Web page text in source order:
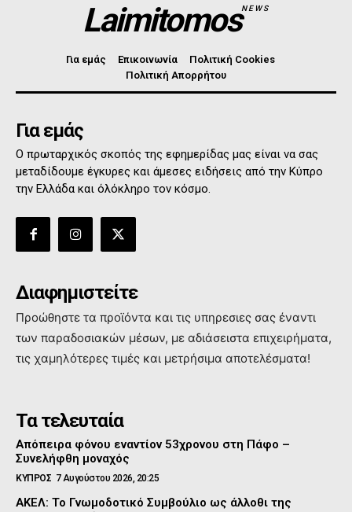
LaimitomosNEWS
Για εμάς Επικοινωνία
Πολιτική Cookies
Πολιτική Απορρήτου
Για εμάς
Ο πρωταρχικός σκοπός της εφημερίδας μας είναι να σας
μεταδίδουμε έγκυρες και άμεσες ειδήσεις από την Κύπρο
την Ελλάδα και όλόκληρο τον κόσμο.
Διαφημιστείτε
Προώθηστε τα προϊόντα και τις υπηρεσιες σας έναντι
των παραδοσιακών μέσων, με αδιάσειστα επιχειρήματα,
τις χαμηλότερες τιμές και μετρήσιμα αποτελέσματα!
Τα τελευταία
Απόπειρα φόνου εναντίον 53χρονου στη Πάφο –
Συνελήφθη μοναχός
ΚΥΠΡΟΣ 7 Αυγούστου 2026, 20:25
ΑΚΕΛ: Το Γνωμοδοτικό Συμβούλιο ως άλλοθι της